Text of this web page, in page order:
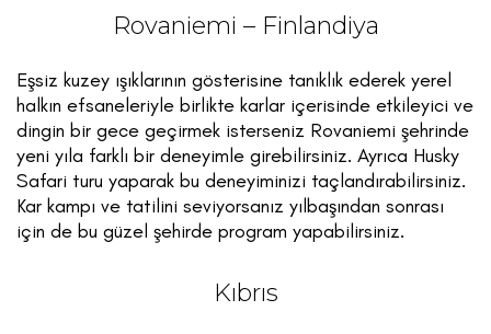
Rovaniemi – Finlandiya
Eşsiz kuzey ışıklarının gösterisine tanıklık ederek yerel
halkın efsaneleriyle birlikte karlar içerisinde etkileyici ve
dingin bir gece geçirmek isterseniz Rovaniemi şehrinde
yeni yıla farklı bir deneyimle girebilirsiniz. Ayrıca Husky
Safari turu yaparak bu deneyiminizi taçlandırabilirsiniz.
Kar kampı ve tatilini seviyorsanız yılbaşından sonrası
için de bu güzel şehirde program yapabilirsiniz.
Kıbrıs